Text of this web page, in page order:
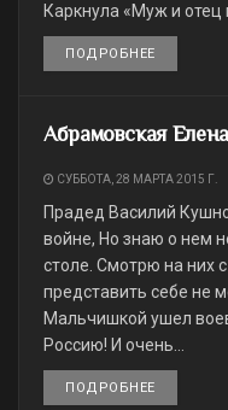
Каркнула «Муж и отец
ПОДРОБНЕЕ
Абрамовская Елена
СУББОТА, 28 МАРТА 2015 Г.
Прадед Василий
войне, Но знаю о нем
столе. Смотрю на них
представить себе не
Мальчишкой ушел
Россию! И очень...
ПОДРОБНЕЕ